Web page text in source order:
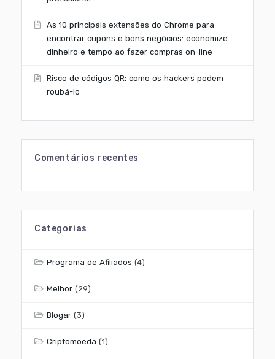
As 10 principais extensões do Chrome para
encontrar cupons e bons negócios: economize
dinheiro e tempo ao fazer compras on-line
Risco de códigos QR: como os hackers podem
roubá-lo
Comentários recentes
Categorias
Programa de Afiliados (4)
Melhor (29)
Blogar (3)
Criptomoeda (1)